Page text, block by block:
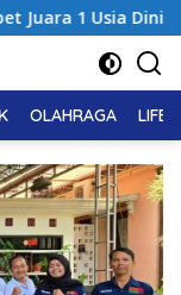
Zahra
OLAHRAGA